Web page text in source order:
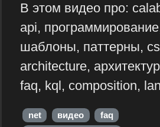
В этом видео про:
api,
шаблоны, паттерны,
architecture,
faq, kql, composition,
net видео
faq